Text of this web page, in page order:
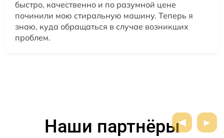
быстро, качественно и по разумной цене
починили мою стиральную машину. Теперь я
знаю, куда обращаться в случае возникших
проблем.
Наши партнёры